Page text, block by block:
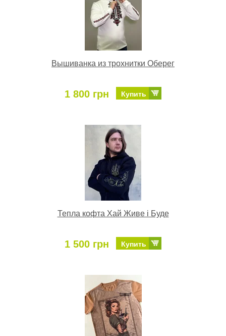
Вышиванка из трохнитки Оберег
1 800 грн Купить
Тепла кофта Хай Живе і Буде
1 500 грн Купить